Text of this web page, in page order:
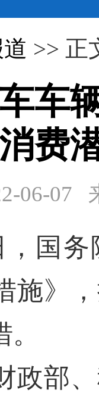
>> 正
车
费
06-07
国务
施》
部、